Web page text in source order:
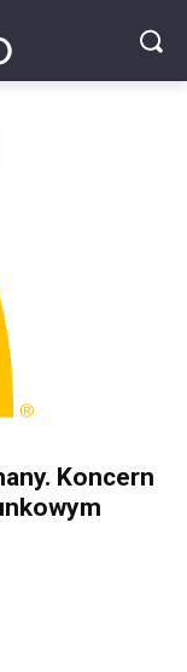
Koncern